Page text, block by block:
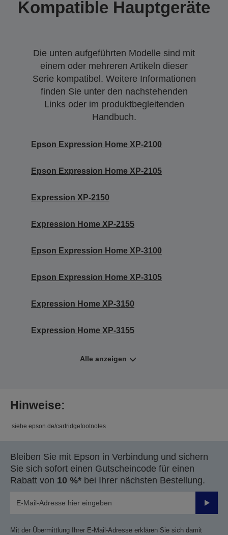
Kompatible Hauptgeräte
Die unten aufgeführten Modelle sind mit
einem oder mehreren Artikeln dieser
Serie kompatibel. Weitere Informationen
finden Sie unter den nachstehenden
Links oder im produktbegleitenden
Handbuch.
Epson Expression Home XP-2100
Epson Expression Home XP-2105
Expression XP-2150
Expression Home XP-2155
Epson Expression Home XP-3100
Epson Expression Home XP-3105
Expression Home XP-3150
Expression Home XP-3155
Alle anzeigen
Hinweise:
siehe epson.de/cartridgefootnotes
Bleiben Sie mit Epson in Verbindung und sichern
Sie sich sofort einen Gutscheincode für einen
Rabatt von 10 %* bei Ihrer nächsten Bestellung.
Mit der Übermittlung Ihrer E-Mail-Adresse erklären Sie sich damit